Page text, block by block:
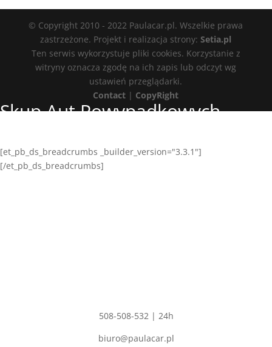
© Copyright 2010 - 2022 Paulacar.pl. Wszelkie prawa
zastrzeżone. Projekt i realizacja strony:Setia.pl
Ten serwis wykorzystuje pliki cookies. Korzystanie z
witryny oznacza zgodę na ich zapis lub odczyt wg
ustawień przeglądarki.
Contact | CopyRight
Skup Aut Powypadkowych
[et_pb_ds_breadcrumbs _builder_version="3.3.1"]
[/et_pb_ds_breadcrumbs]
508-508-532 | 24h
biuro@paulacar.pl